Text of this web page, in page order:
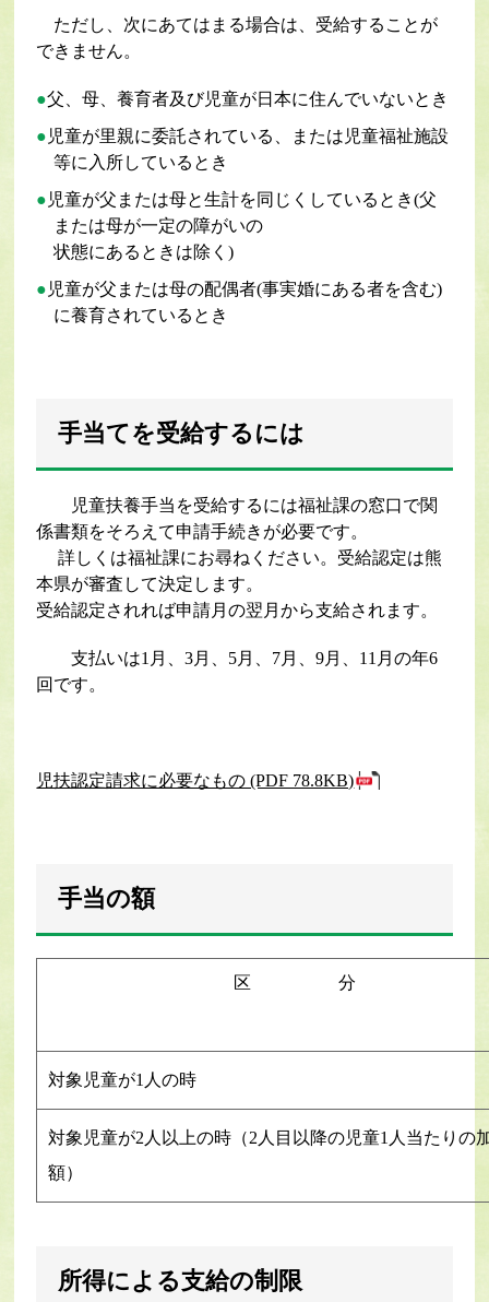
ただし、次にあてはまる場合は、受給することが
できません。
父、母、養育者及び児童が日本に住んでいないとき
児童が里親に委託されている、または児童福祉施設
等に入所しているとき
児童が父または母と生計を同じくしているとき(父
または母が一定の障がいの
状態にあるときは除く)
児童が父または母の配偶者(事実婚にある者を含む)
に養育されているとき
手当てを受給するには
児童扶養手当を受給するには福祉課の窓口で関
係書類をそろえて申請手続きが必要です。
詳しくは福祉課にお尋ねください。受給認定は熊
本県が審査して決定します。
受給認定されれば申請月の翌月から支給されます。
支払いは1月、3月、5月、7月、9月、11月の年6
回です。
児扶認定請求に必要なもの (PDF 78.8KB)
手当の額
区 分
対象児童が1人の時
対象児童が2人以上の時（2人目以降の児童1人当たりの
額）
所得による支給の制限